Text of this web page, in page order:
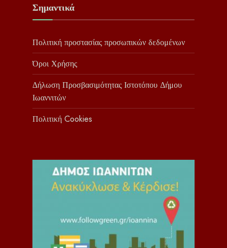
Σημαντικά
Πολιτική προστασίας προσωπικών δεδομένων
Όροι Χρήσης
Δήλωση Προσβασιμότητας Ιστοτόπου Δήμου
Ιωαννιτών
Πολιτική Cookies